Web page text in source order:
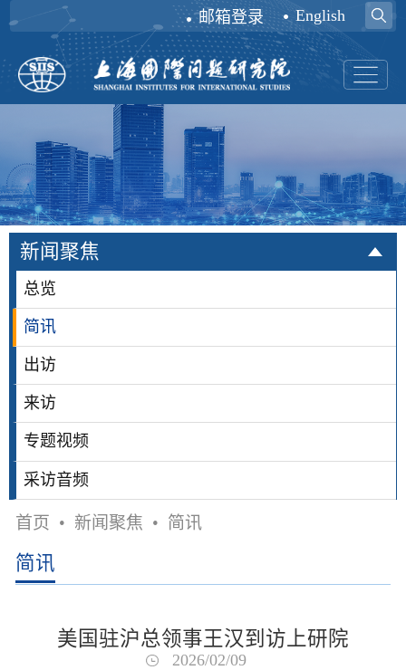
邮箱登录 English
新闻聚焦
总览
简讯
出访
来访
专题视频
采访音频
首页 • 新闻聚焦 • 简讯
简讯
美国驻沪总领事王汉到访上研院
2026/02/09